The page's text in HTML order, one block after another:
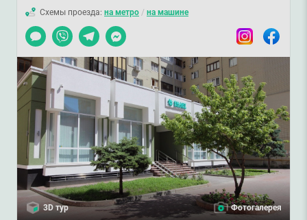
Схемы проезда: на метро / на машине
Чат
Viber TelegramMessenger InstagramFacebook
3D тур Фотогалерея